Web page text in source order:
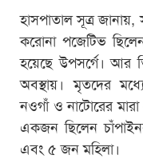
হাসপাতাল সূত্র
করোনা পজেটিভ
হয়েছে উপসর্গে। আর
অবস্থায়। মৃতদের
নওগাঁ ও নাটোরের
একজন ছিলেন
এবং ৫ জন মহিলা।